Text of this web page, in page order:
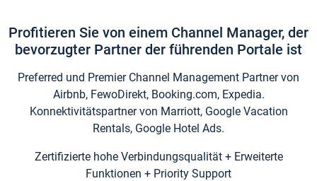
Profitieren Sie von einem Channel Manager, der
bevorzugter Partner der führenden Portale ist
Preferred und Premier Channel Management Partner von
Airbnb, FewoDirekt, Booking.com, Expedia.
Konnektivitätspartner von Marriott, Google Vacation
Rentals, Google Hotel Ads.
Zertifizierte hohe Verbindungsqualität + Erweiterte
Funktionen + Priority Support